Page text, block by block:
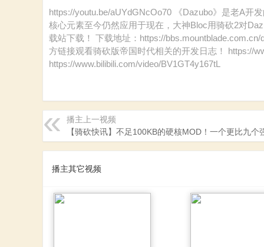
杀
https://youtu.be/aUYdGNcOo70 《Dazubo》是老A开
核心元素至今仍然应用于现在，大神Bloc用骑砍2对
载站下载！ 下载地址：https://
方链接观看骑砍版帝国时代相关的开发日志！ https://
https://www.bilibili.com/video/BV1GT4y167tL
播主上一视频
【骑砍快讯】不足100KB的硬核MOD！一个更比九个
播主其它视频